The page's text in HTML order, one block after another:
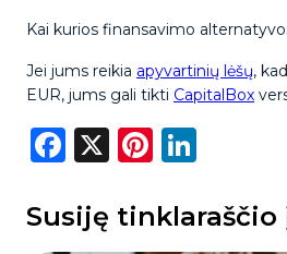
Kai kurios finansavimo
Jei jums reikia apyvartinių lėšų,
EUR, jums gali tikti CapitalBox
Facebook
X
Susiję tinklaraščio